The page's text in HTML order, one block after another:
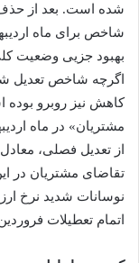
شده است. بعد از حذف
بهبود جزیی وضعیت
اگرچه شاخص تعدیل
کاهش نیز روبرو
تقاضای مشتریان در
نوسانات شدید نرخ
اتمام تعطیلات